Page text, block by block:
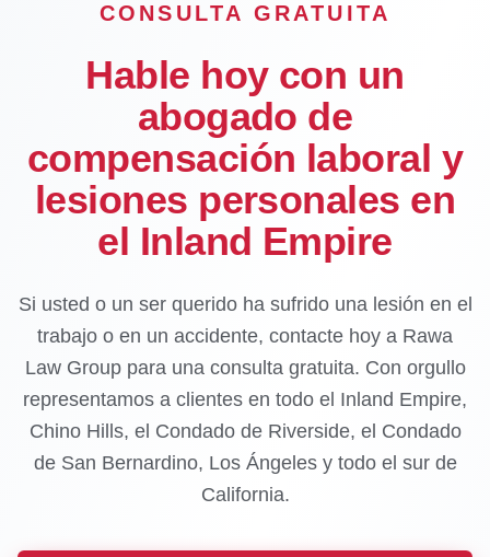
CONSULTA GRATUITA
Hable hoy con un
abogado de
compensación laboral y
lesiones personales en
el Inland Empire
Si usted o un ser querido ha sufrido una lesión en el
trabajo o en un accidente, contacte hoy a Rawa
Law Group para una consulta gratuita. Con orgullo
representamos a clientes en todo el Inland Empire,
Chino Hills, el Condado de Riverside, el Condado
de San Bernardino, Los Ángeles y todo el sur de
California.